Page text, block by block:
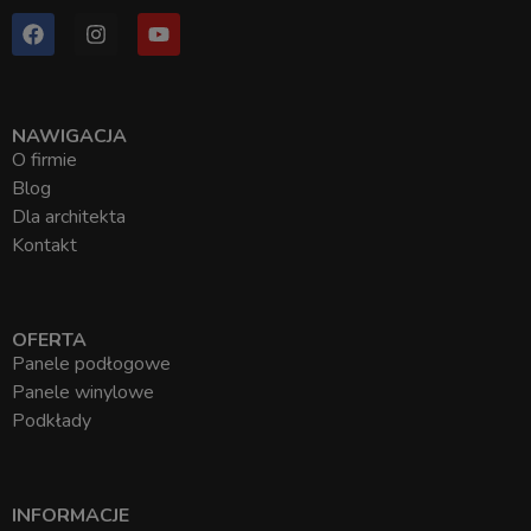
NAWIGACJA
O firmie
Blog
Dla architekta
Kontakt
OFERTA
Panele podłogowe
Panele winylowe
Podkłady
INFORMACJE